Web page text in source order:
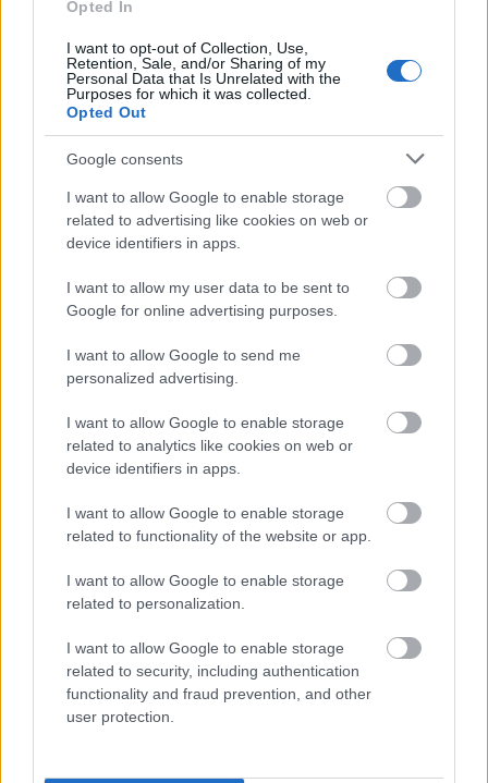
Opted In
I want to opt-out of Collection, Use,
Retention, Sale, and/or Sharing of my
Personal Data that Is Unrelated with the
Purposes for which it was collected.
Opted Out
Google consents
I want to allow Google to enable storage
related to advertising like cookies on web or
device identifiers in apps.
I want to allow my user data to be sent to
Google for online advertising purposes.
I want to allow Google to send me
personalized advertising.
I want to allow Google to enable storage
related to analytics like cookies on web or
device identifiers in apps.
I want to allow Google to enable storage
related to functionality of the website or app.
I want to allow Google to enable storage
related to personalization.
I want to allow Google to enable storage
related to security, including authentication
functionality and fraud prevention, and other
user protection.
Η φύση «ανεβάζει» το παιχνίδι σε άλλο
Η απομάκρυνση των παιδιών από τους
εσωτερικούς χώρους είναι πολύ ζωτικής
σημασίας αλλά υπάρχει σημαντική διαφορά
ανάμεσα στο παιχνίδι σε μια μεγάλη παιδική
χαρά με συγκεκριμένες δομές και σε έναν
ελεύθερο χώρο στη φύση ή ακόμη και σε ένα
περιαστικό άλσος. Οι δομημένοι χώροι
προσφέρουν μια οργάνωση και μια «ιεραρχία»
που το παιδί ακολουθεί. Σε έναν αδόμητο χώρο
τα παιδιά αναπτύσσουν πιο ελεύθερα την
φαντασία τους, την δημιουργικότητα , τις
τεχνικές και κοινωνικές δεξιότητες, την
συνεργασία και την εφευρετικότητα.
είναι αυτό που είναι, αλλά στη φύση υπάρχει
πάντα κάτι να φανταστούμε και να
ανακαλύψουμε αρκεί να περνάμε το χρόνο μας
μαζί της.
βοηθάει περισσότερο και την σωματική
ανάπτυξη
«Ο χρόνος σε εξωτερικούς χώρους στη φύση
προσφέρει ατελείωτες ευκαιρίες για μάθηση και
ανάπτυξη και υποστηρίζει την ανάπτυξη του
συνόλου του παιδιού - γνωστικού, σωματικού,